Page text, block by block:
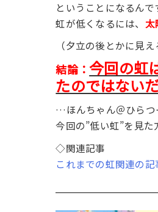
ということになるんで
虹が低くなるには、 太
（夕立の後とかに見
結論：今回の虹
たのではない
…ほんちゃん＠ひらつ
今回の”低い虹”を見
◇関連記事
これまでの虹関連の記